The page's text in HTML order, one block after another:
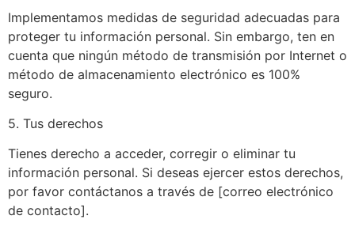
Implementamos medidas de seguridad adecuadas para
proteger tu información personal. Sin embargo, ten en
cuenta que ningún método de transmisión por Internet o
método de almacenamiento electrónico es 100%
seguro.
5. Tus derechos
Tienes derecho a acceder, corregir o eliminar tu
información personal. Si deseas ejercer estos derechos,
por favor contáctanos a través de [correo electrónico
de contacto].